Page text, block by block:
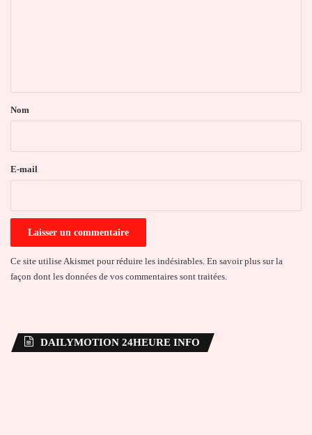
a
e
Nom
E-mail
Ce site utilise Akismet pour réduire les indésirables. En savoir plus sur la
façon dont les données de vos commentaires sont traitées
DAILYMOTION 24HEURE INFO